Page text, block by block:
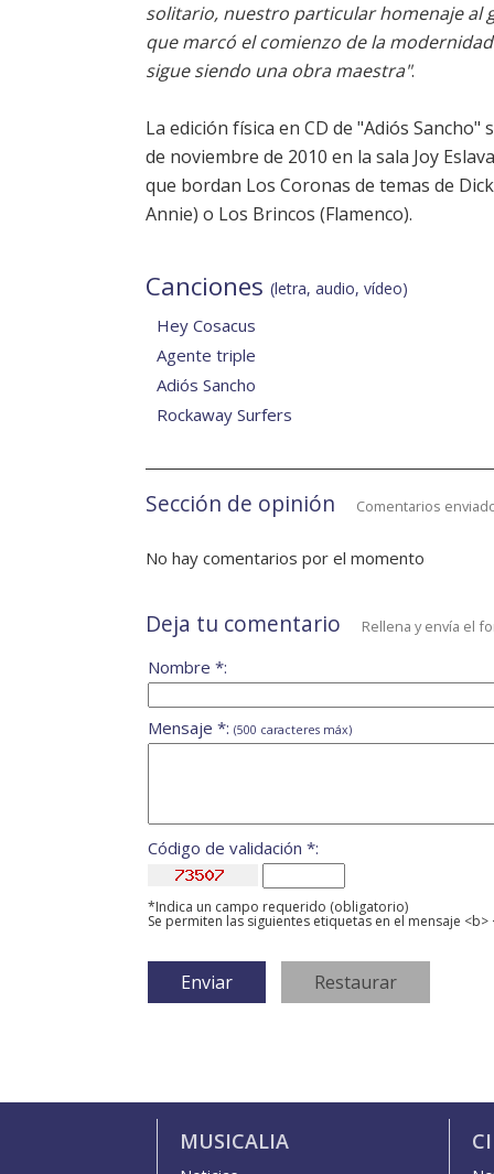
solitario, nuestro particular homenaje al
que marcó el comienzo de la
sigue siendo una obra maestra".
La edición física en CD de "Adiós
de noviembre de 2010 en la sala Joy
que bordan Los Coronas de temas de
Annie) o Los Brincos (Flamenco).
Canciones (letra, audio, vídeo)
Hey Cosacus
Agente triple
Adiós Sancho
Rockaway Surfers
Sección de opinión Comentarios
No hay comentarios por el momento
Deja tu comentario Rellena y envía el
Nombre *:
Mensaje *: (500 caracteres máx)
Código de validación *:
*Indica un campo requerido (obligatorio)
Se permiten las siguientes etiquetas en el mensaje <b>
MUSICALIA